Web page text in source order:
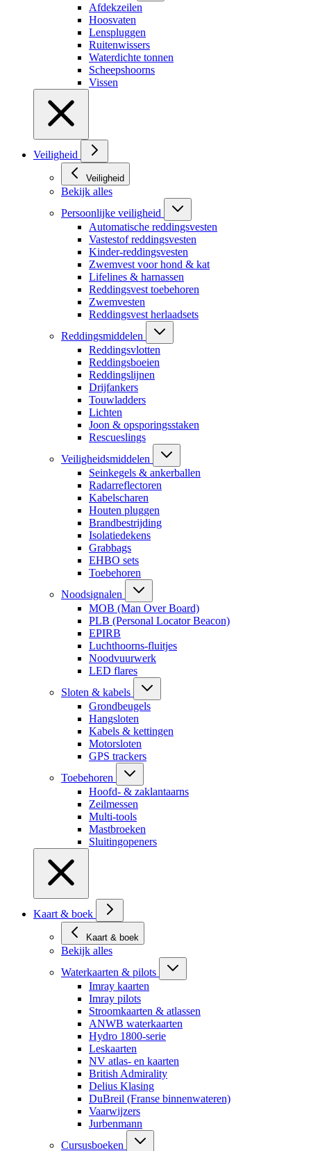
Afdekzeilen
Hoosvaten
Lenspluggen
Ruitenwissers
Waterdichte tonnen
Scheepshoorns
Vissen
Veiligheid
Veiligheid
Bekijk alles
Persoonlijke veiligheid
Automatische reddingsvesten
Vastestof reddingsvesten
Kinder-reddingsvesten
Zwemvest voor hond & kat
Lifelines & harnassen
Reddingsvest toebehoren
Zwemvesten
Reddingsvest herlaadsets
Reddingsmiddelen
Reddingsvlotten
Reddingsboeien
Reddingslijnen
Drijfankers
Touwladders
Lichten
Joon & opsporingsstaken
Rescueslings
Veiligheidsmiddelen
Seinkegels & ankerballen
Radarreflectoren
Kabelscharen
Houten pluggen
Brandbestrijding
Isolatiedekens
Grabbags
EHBO sets
Toebehoren
Noodsignalen
MOB (Man Over Board)
PLB (Personal Locator Beacon)
EPIRB
Luchthoorns-fluitjes
Noodvuurwerk
LED flares
Sloten & kabels
Grondbeugels
Hangsloten
Kabels & kettingen
Motorsloten
GPS trackers
Toebehoren
Hoofd- & zaklantaarns
Zeilmessen
Multi-tools
Mastbroeken
Sluitingopeners
Kaart & boek
Kaart & boek
Bekijk alles
Waterkaarten & pilots
Imray kaarten
Imray pilots
Stroomkaarten & atlassen
ANWB waterkaarten
Hydro 1800-serie
Leskaarten
NV atlas- en kaarten
British Admirality
Delius Klasing
DuBreil (Franse binnenwateren)
Vaarwijzers
Jurbenmann
Cursusboeken